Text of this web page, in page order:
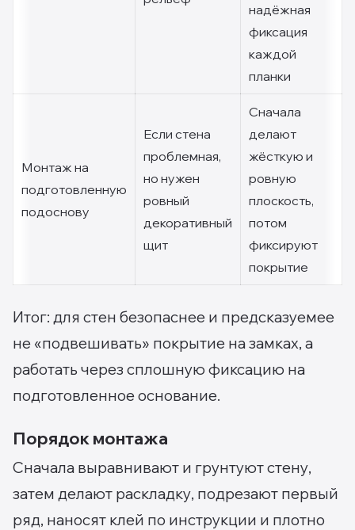
надёжная
фиксация
каждой
планки
Монтаж на
подготовленную
подоснову
Если стена
проблемная,
но нужен
ровный
декоративный
щит
Сначала
делают
жёсткую и
ровную
плоскость,
потом
фиксируют
покрытие
Итог: для стен безопаснее и предсказуемее
не «подвешивать» покрытие на замках, а
работать через сплошную фиксацию на
подготовленное основание.
Порядок монтажа
Сначала выравнивают и грунтуют стену,
затем делают раскладку, подрезают первый
ряд, наносят клей по инструкции и плотно